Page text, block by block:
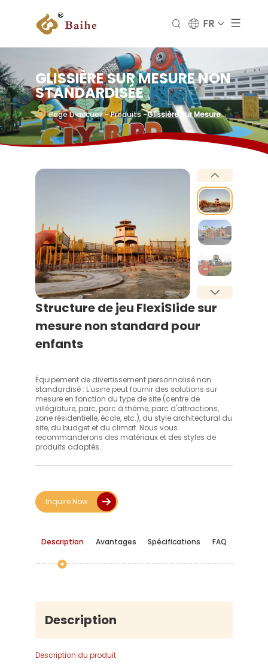
FR
GLISSIÈRE SUR MESURE NON
STANDARDISÉE
Page D’accueil- Produits-Glissière Sur Mesure
Non Standardisée
Structure de jeu FlexiSlide sur
mesure non standard pour
enfants
Équipement de divertissement personnalisé non
standardisé : L'usine peut fournir des solutions sur
mesure en fonction du type de site (centre de
villégiature, parc, parc à thème, parc d'attractions,
zone résidentielle, école, etc.), du style architectural du
site, du budget et du climat. Nous vous
recommanderons des matériaux et des styles de
produits adaptés.
Inquire Now
Description Avantages Spécifications FAQ
Description
Description du produit